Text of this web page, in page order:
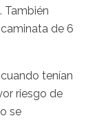
También
de 6
tenían
riesgo de
se